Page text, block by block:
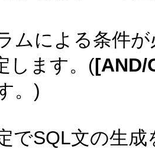
ムによる条件
します。([AND/
。)
でSQL文の生